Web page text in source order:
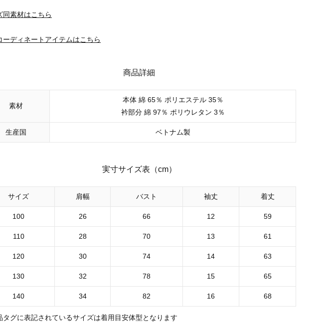
同素材はこちら
ーディネートアイテムはこちら
商品詳細
素材
本体 綿 65％ ポリエステル 35％
衿部分 綿 97％ ポリウレタン 3％
生産国 ベトナム製
実寸サイズ表（cm）
サイズ 肩幅 バスト 袖丈 着丈
100 26 66 12 59
110 28 70 13 61
120 30 74 14 63
130 32 78 15 65
140 34 82 16 68
グに表記されているサイズは着用目安体型となります